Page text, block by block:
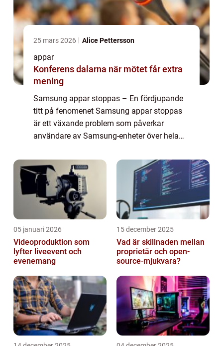
25 mars 2026 Alice Pettersson
appar
Konferens dalarna när mötet får extra
mening
Samsung appar stoppas – En fördjupande
titt på fenomenet Samsung appar stoppas
är ett växande problem som påverkar
användare av Samsung-enheter över hela
uppmärksamhet eftersom det innebär att
användare inte...
05 januari 2026
Videoproduktion som
lyfter liveevent och
evenemang
15 december 2025
Vad är skillnaden mellan
proprietär och open-
source-mjukvara?